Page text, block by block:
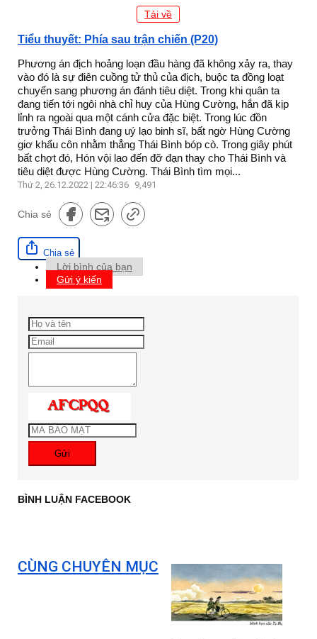
Tải về
Tiểu thuyết: Phía sau trận chiến (P20)
Phương án địch hoảng loạn đầu hàng đã không xảy ra, thay
vào đó là sự điên cuồng tử thủ của địch, buộc ta đồng loạt
chuyển sang phương án đánh tiêu diệt. Trong khi quân ta
đang tiến tới ngôi nhà chỉ huy của Hùng Cường, hắn đã kịp
lỉnh ra ngoài qua một cánh cửa đặc biệt. Trong lúc đồn
trưởng Thái Bình đang uý lạo binh sĩ, bất ngờ Hùng Cường
giơ khẩu côn nhằm thẳng Thái Bình bóp cò. Trong giây phút
bất chợt đó, Hón vội lao đến đỡ đạn thay cho Thái Bình và
tiêu diệt được Hùng Cường. Thái Bình tìm mọi...
Thứ 2, 26.12.2022 | 22:46:36 9,491
Chia sẻ
Chia sẻ
Lời bình của bạn
Gửi ý kiến
Gửi
BÌNH LUẬN FACEBOOK
CÙNG CHUYÊN MỤC